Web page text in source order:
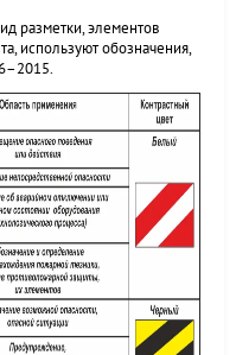
разметки, элементов
используют обозначения,